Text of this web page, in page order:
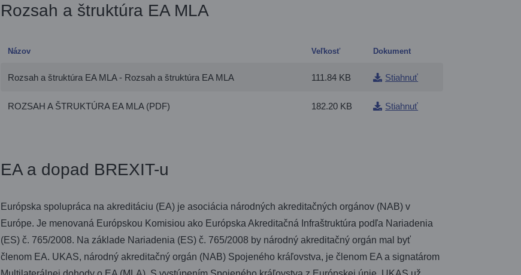
Rozsah a štruktúra EA MLA
Názov Veľkosť Dokument
Rozsah a štruktúra EA MLA - Rozsah a štruktúra EA MLA 111.84 KB Stiahnuť
ROZSAH A ŠTRUKTÚRA EA MLA (PDF) 182.20 KB Stiahnuť
EA a dopad BREXIT-u
Európska spolupráca na akreditáciu (EA) je asociácia národných akreditačných orgánov (NAB) v
Európe. Je menovaná Európskou Komisiou ako Európska Akreditačná Infraštruktúra podľa Nariadenia
(ES) č. 765/2008. Na základe Nariadenia (ES) č. 765/2008 by národný akreditačný orgán mal byť
členom EA. UKAS, národný akreditačný orgán (NAB) Spojeného kráľovstva, je členom EA a signatárom